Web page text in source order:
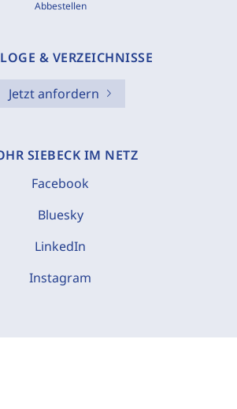
Abbestellen
& VERZEICHNISSE
Jetzt anfordern
SIEBECK IM NETZ
Facebook
Bluesky
LinkedIn
Instagram